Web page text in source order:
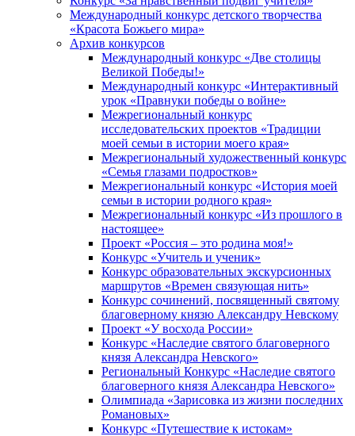
Международный конкурс детского творчества
«Красота Божьего мира»
Архив конкурсов
Международный конкурс «Две столицы
Великой Победы!»
Международный конкурс «Интерактивный
урок «Правнуки победы о войне»
Межрегиональный конкурс
исследовательских проектов «Традиции
моей семьи в истории моего края»
Межрегиональный художественный конкурс
«Семья глазами подростков»
Межрегиональный конкурс «История моей
семьи в истории родного края»
Межрегиональный конкурс «Из прошлого в
настоящее»
Проект «Россия – это родина моя!»
Конкурс «Учитель и ученик»
Конкурс образовательных экскурсионных
маршрутов «Времен связующая нить»
Конкурс сочинений, посвященный святому
благоверному князю Александру Невскому
Проект «У восхода России»
Конкурс «Наследие святого благоверного
князя Александра Невского»
Региональный Конкурс «Наследие святого
благоверного князя Александра Невского»
Олимпиада «Зарисовка из жизни последних
Романовых»
Конкурс «Путешествие к истокам»